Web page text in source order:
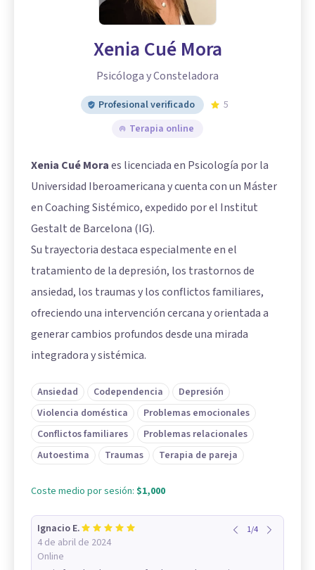
Xenia Cué Mora
Psicóloga y Consteladora
Profesional verificado
5
Terapia online
Xenia Cué Moraes licenciada en Psicología por la
Universidad Iberoamericana y cuenta con un Máster
en Coaching Sistémico, expedido por el Institut
Gestalt de Barcelona (IG).
Su trayectoria destaca especialmente en el
tratamiento de la depresión, los trastornos de
ansiedad, los traumas y los conflictos familiares,
ofreciendo una intervención cercana y orientada a
generar cambios profundos desde una mirada
integradora y sistémica.
Ansiedad Codependencia
Depresión
Violencia doméstica
Problemas emocionales
Conflictos familiares
Problemas relacionales
Autoestima
Traumas Terapia de pareja
Coste medio por sesión: $1,000
Ignacio E.
4 de abril de 2024
Online
1/4